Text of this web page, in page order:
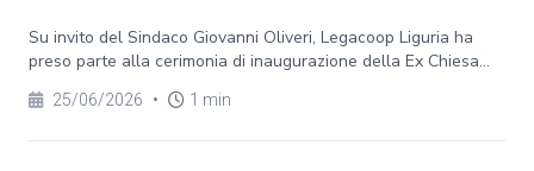
Su invito del Sindaco Giovanni Oliveri, Legacoop Liguria ha
preso parte alla cerimonia di inaugurazione della Ex Chiesa...
25/06/2026 • 1 min